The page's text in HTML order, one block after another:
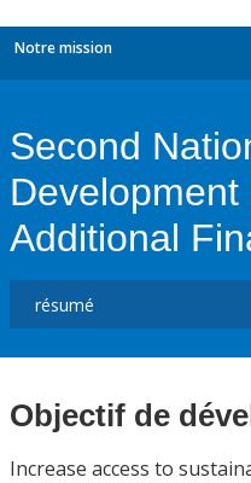
Notre mission
Second
Development
Additional
Objectif de
Increase access to